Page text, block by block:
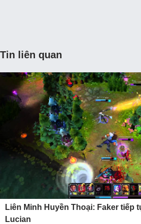
Tin liên quan
Liên Minh Huyền Thoại: Faker tiếp
Lucian